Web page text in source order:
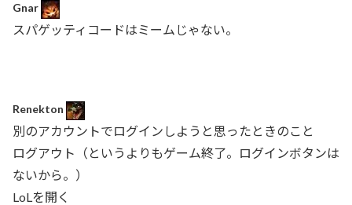
Gnar
スパゲッティコードはミームじゃない。
Renekton
別のアカウントでログインしようと思ったときのこと
ログアウト（というよりもゲーム終了。ログインボタンは
ないから。）
LoLを開く